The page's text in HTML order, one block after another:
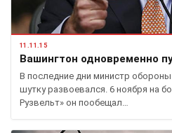
11.11.15
Вашингтон одновременно
В последние дни министр
шутку развоевался. 6 ноября на
Рузвельт» он пообещал…